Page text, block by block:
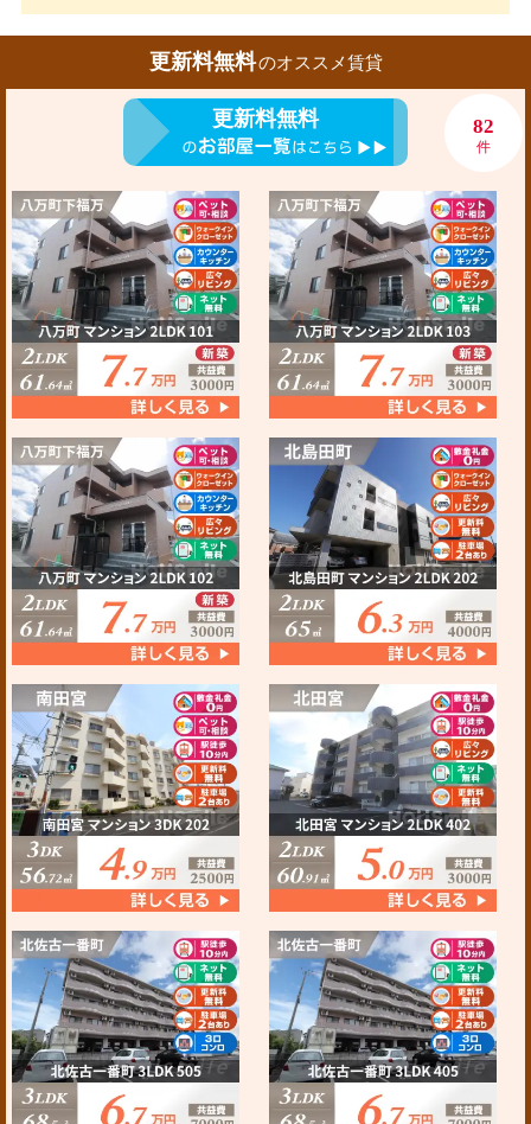
更新料無料のオススメ賃貸
更新料無料 82
件